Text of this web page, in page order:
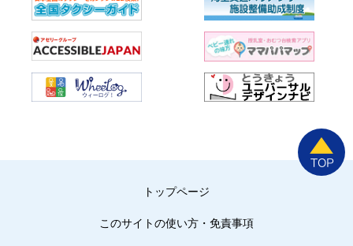
トップページ
このサイトの使い方・免責事項